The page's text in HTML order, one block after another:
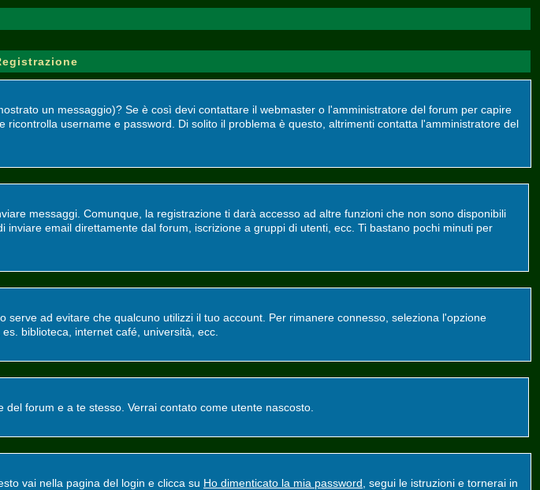
un messaggio)? Se è così devi contattare il webmaster o l'amministratore del forum per capire
username e password. Di solito il problema è questo, altrimenti contatta l'amministratore del
messaggi. Comunque, la registrazione ti darà accesso ad altre funzioni che non sono disponibili
email direttamente dal forum, iscrizione a gruppi di utenti, ecc. Ti bastano pochi minuti per
serve ad evitare che qualcuno utilizzi il tuo account. Per rimanere connesso, seleziona l'opzione
biblioteca, internet café, università, ecc.
forum e a te stesso. Verrai contato come utente nascosto.
vai nella pagina del login e clicca su Ho dimenticato la mia password , segui le istruzioni e tornerai in